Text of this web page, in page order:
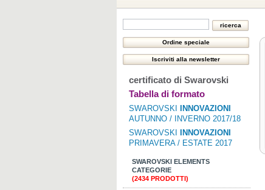
certificato di Swarovski
Tabella di formato
SWAROVSKI
INNOVAZIONI
AUTUNNO / INVERNO 2017/18
SWAROVSKI
INNOVAZIONI
PRIMAVERA / ESTATE 2017
SWAROVSKI ELEMENTS
CATEGORIE
(2434 PRODOTTI)